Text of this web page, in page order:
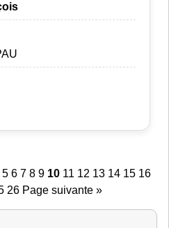
5 6 7 8 9 10 11 12 13 14 15 16
26 Page suivante »